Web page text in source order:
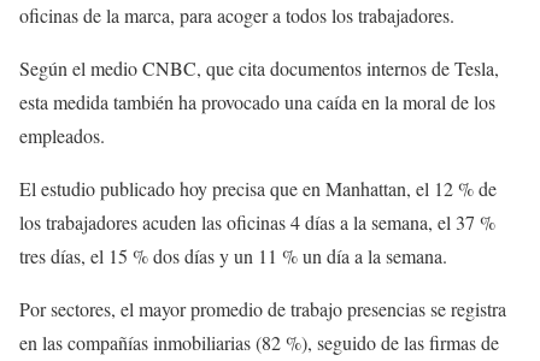
oficinas de la marca, para acoger a todos los trabajadores.
Según el medio CNBC, que cita documentos internos de Tesla,
esta medida también ha provocado una caída en la moral de los
empleados.
El estudio publicado hoy precisa que en Manhattan, el 12 % de
los trabajadores acuden las oficinas 4 días a la semana, el 37 %
tres días, el 15 % dos días y un 11 % un día a la semana.
Por sectores, el mayor promedio de trabajo presencias se registra
en las compañías inmobiliarias (82 %), seguido de las firmas de